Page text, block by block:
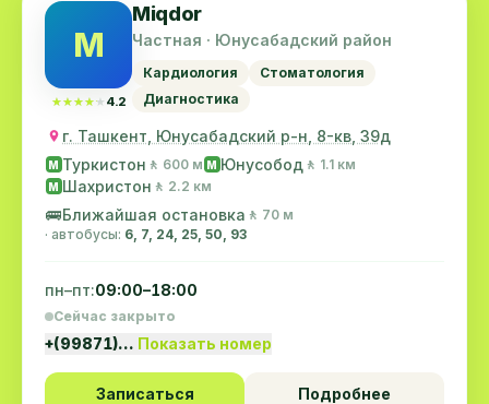
M
★★★★★
★★★★★ 4.2
Miqdor
Частная · Юнусабадский район
Кардиология
Стоматология
Диагностика
г. Ташкент, Юнусабадский р-н, 8-кв, 39д
M Туркистон 🚶 600 м M Юнусобод 🚶 1.1 км
M Шахристон 🚶 2.2 км
🚌Ближайшая остановка 🚶 70 м
· автобусы: 6, 7, 24, 25, 50, 93
пн–пт:09:00–18:00
Сейчас закрыто
+(99871)… Показать номер
Записаться Подробнее